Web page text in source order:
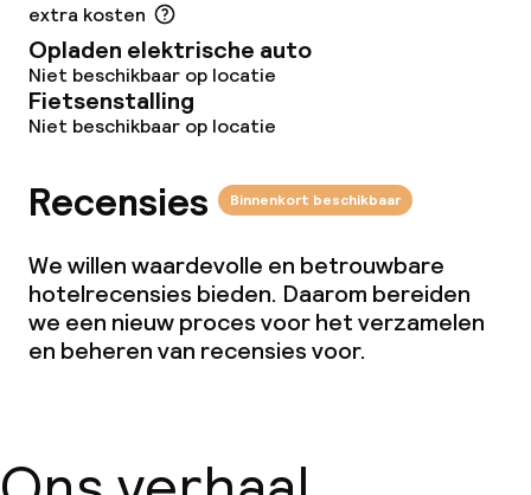
extra kosten
Opladen elektrische auto
Niet beschikbaar op locatie
Fietsenstalling
Niet beschikbaar op locatie
Recensies Binnenkort beschikbaar
We willen waardevolle en betrouwbare
hotelrecensies bieden. Daarom bereiden
we een nieuw proces voor het verzamelen
en beheren van recensies voor.